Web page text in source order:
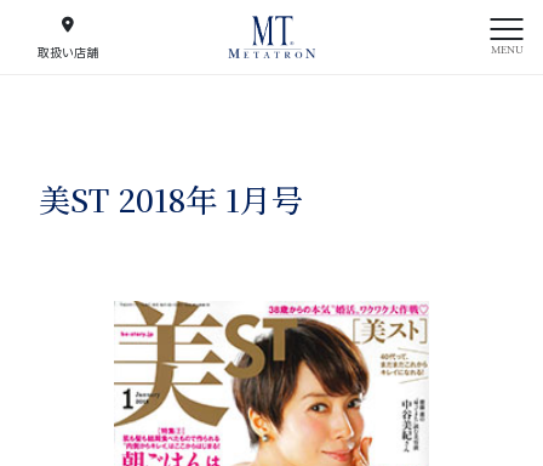
取扱い店舗 MENU
美ST 2018年 1月号